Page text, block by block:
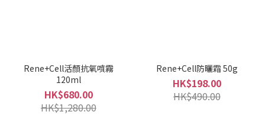
Rene+Cell活顏抗氧噴霧
120ml
HK$680.00
HK$1,280.00
Rene+Cell防曬霜 50g
HK$198.00
HK$490.00